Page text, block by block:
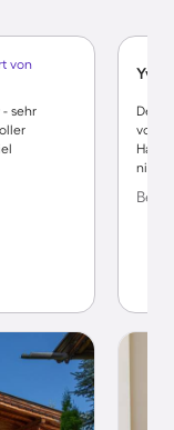
von
sehr
Der